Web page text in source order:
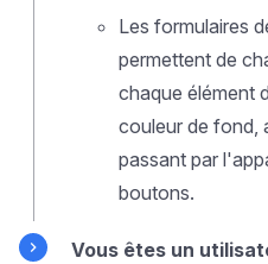
Les formulaires
permettent de
chaque élément
couleur de fond,
passant par
boutons.
Vous êtes un